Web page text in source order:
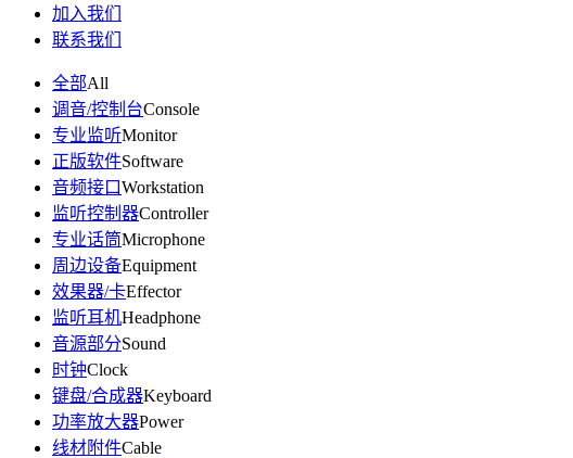
加入我们
联系我们
全部All
调音/控制台Console
专业监听Monitor
正版软件Software
音频接口Workstation
监听控制器Controller
专业话筒Microphone
周边设备Equipment
效果器/卡Effector
监听耳机Headphone
音源部分Sound
时钟Clock
键盘/合成器Keyboard
功率放大器Power
线材附件Cable